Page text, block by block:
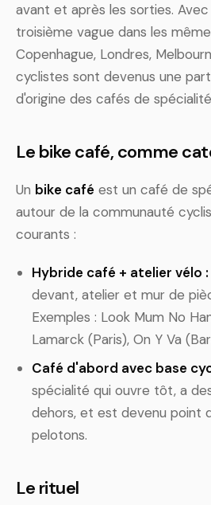
avant et après les sorties.
troisième vague dans les
Copenhague, Londres,
cyclistes sont devenus une
d'origine des cafés de
Le bike café, comme
Un bike café est un café de
autour de la communauté
courants :
Hybride café + atelier vélo :
devant, atelier et mur de
Exemples : Look Mum No
Lamarck (Paris), On Y Va
Café d'abord avec base
spécialité qui ouvre tôt, a
dehors, et est devenu point
pelotons.
Le rituel